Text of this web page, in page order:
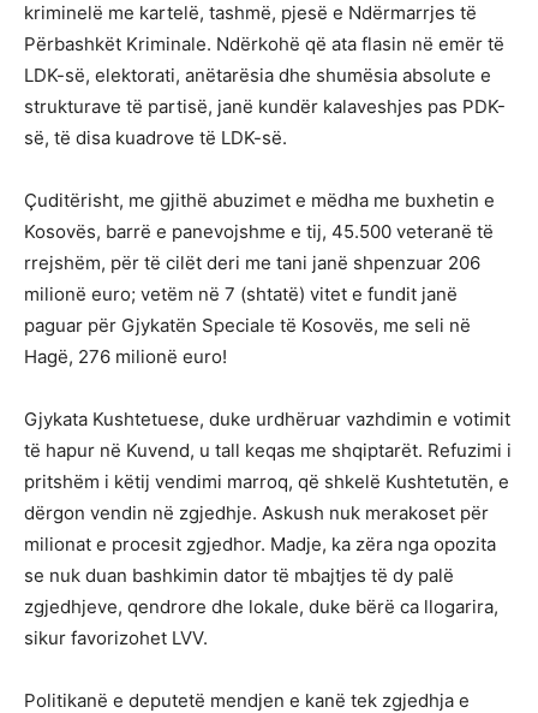
kriminelë me kartelë, tashmë, pjesë e Ndërmarrjes të
Përbashkët Kriminale. Ndërkohë që ata flasin në emër të
LDK-së, elektorati, anëtarësia dhe shumësia absolute e
strukturave të partisë, janë kundër kalaveshjes pas PDK-
së, të disa kuadrove të LDK-së.
Çuditërisht, me gjithë abuzimet e mëdha me buxhetin e
Kosovës, barrë e panevojshme e tij, 45.500 veteranë të
rrejshëm, për të cilët deri me tani janë shpenzuar 206
milionë euro; vetëm në 7 (shtatë) vitet e fundit janë
paguar për Gjykatën Speciale të Kosovës, me seli në
Hagë, 276 milionë euro!
Gjykata Kushtetuese, duke urdhëruar vazhdimin e votimit
të hapur në Kuvend, u tall keqas me shqiptarët. Refuzimi i
pritshëm i këtij vendimi marroq, që shkelë Kushtetutën, e
dërgon vendin në zgjedhje. Askush nuk merakoset për
milionat e procesit zgjedhor. Madje, ka zëra nga opozita
se nuk duan bashkimin dator të mbajtjes të dy palë
zgjedhjeve, qendrore dhe lokale, duke bërë ca llogarira,
sikur favorizohet LVV.
Politikanë e deputetë mendjen e kanë tek zgjedhja e